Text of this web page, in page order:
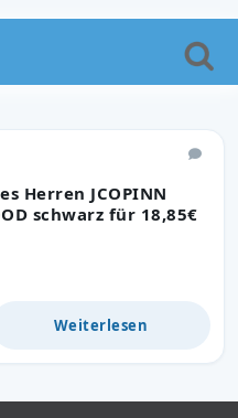
Herren JCOPINN
schwarz für 18,85€
Weiterlesen